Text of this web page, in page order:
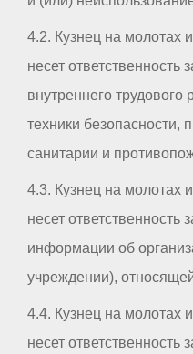
4.2. Кузнец на молотах
несет
внутреннего трудового
техники безопасности,
санитарии и
4.3. Кузнец на молотах
несет ответственность
информации об
учреждении),
4.4. Кузнец на молотах
несет ответственность